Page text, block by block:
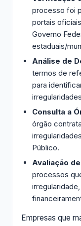
processo foi
portais
Governo
estaduais/
Análise de
termos de
para
Consulta a
órgão
Público.
Avaliação
processos
Empresas que